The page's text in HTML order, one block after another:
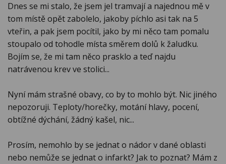
Dnes se mi stalo, že jsem jel tramvají a najednou mě v
tom místě opět zabolelo, jakoby píchlo asi tak na 5
vteřin, a pak jsem pocítil, jako by mi něco tam pomalu
stoupalo od tohodle místa směrem dolů k žaludku.
Bojím se, že mi tam něco prasklo a teď najdu
natrávenou krev ve stolici...
Nyní mám strašné obavy, co by to mohlo být. Nic jiného
nepozoruji. Teploty/horečky, motání hlavy, pocení,
obtížné dýchání, žádný kašel, nic...
Prosím, nemohlo by se jednat o nádor v dané oblasti
nebo nemůže se jednat o infarkt? Jak to poznat? Mám z